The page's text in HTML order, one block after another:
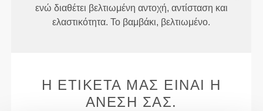
ενώ διαθέτει βελτιωμένη αντοχή, αντίσταση και
ελαστικότητα. Το βαμβάκι, βελτιωμένο.
Η ΕΤΙΚΈΤΑ ΜΑΣ ΕΊΝΑΙ Η
ΆΝΕΣΉ ΣΑΣ.